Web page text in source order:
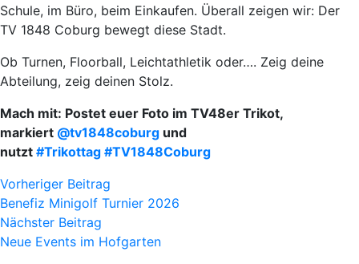
Schule, im Büro, beim Einkaufen. Überall zeigen wir: Der
TV 1848 Coburg bewegt diese Stadt.
Ob Turnen, Floorball, Leichtathletik oder…. Zeig deine
Abteilung, zeig deinen Stolz.
Mach mit: Postet euer Foto im TV48er Trikot,
markiert @tv1848coburg und
nutzt #Trikottag #TV1848Coburg
Vorheriger Beitrag
Benefiz Minigolf Turnier 2026
Nächster Beitrag
Neue Events im Hofgarten